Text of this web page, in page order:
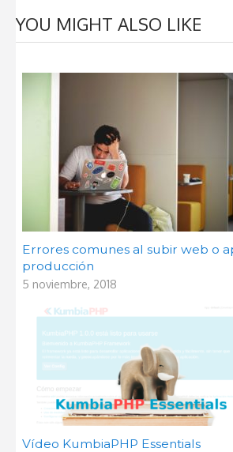
YOU MIGHT ALSO LIKE
Errores comunes al subir web o
producción
5 noviembre, 2018
Vídeo KumbiaPHP Essentials